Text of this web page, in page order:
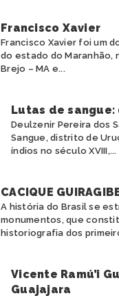
Francisco Xavier
Francisco Xavier foi um
do estado do Maranhão,
Brejo – MA e...
Lutas de
Deulzenir Pereira dos
Sangue, distrito de
índios no século XVIII,...
CACIQUE
A história do Brasil se
monumentos, que
historiografia dos
Vicente Ramú’i
Guajajara